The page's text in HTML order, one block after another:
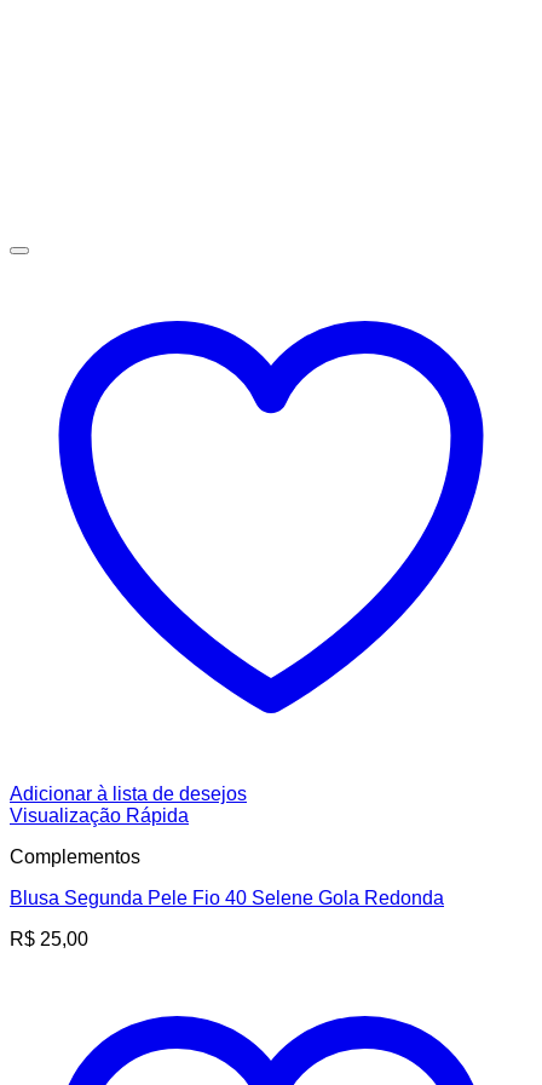
Adicionar à lista de desejos
Visualização Rápida
Complementos
Blusa Segunda Pele Fio 40 Selene Gola Redonda
R$ 25,00